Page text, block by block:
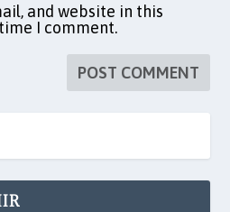
and website in this
I comment.